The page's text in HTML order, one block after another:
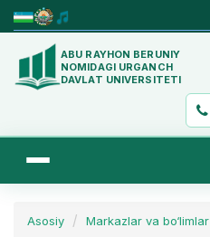
ABU RAYHON BERUNIY
NOMIDAGI URGANCH
DAVLAT UNIVERSITETI
Asosiy Markazlar va bo‘limlar